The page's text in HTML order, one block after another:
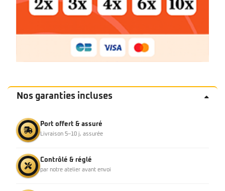
Nos garanties incluses
Port offert & assuré
Livraison 5–10 j, assurée
Contrôlé & réglé
par notre atelier avant envoi